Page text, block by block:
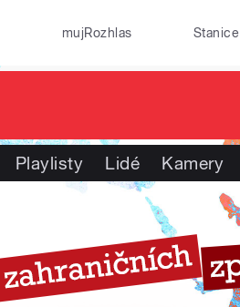
mujRozhlas Stanice
Playlisty Lidé Kamery